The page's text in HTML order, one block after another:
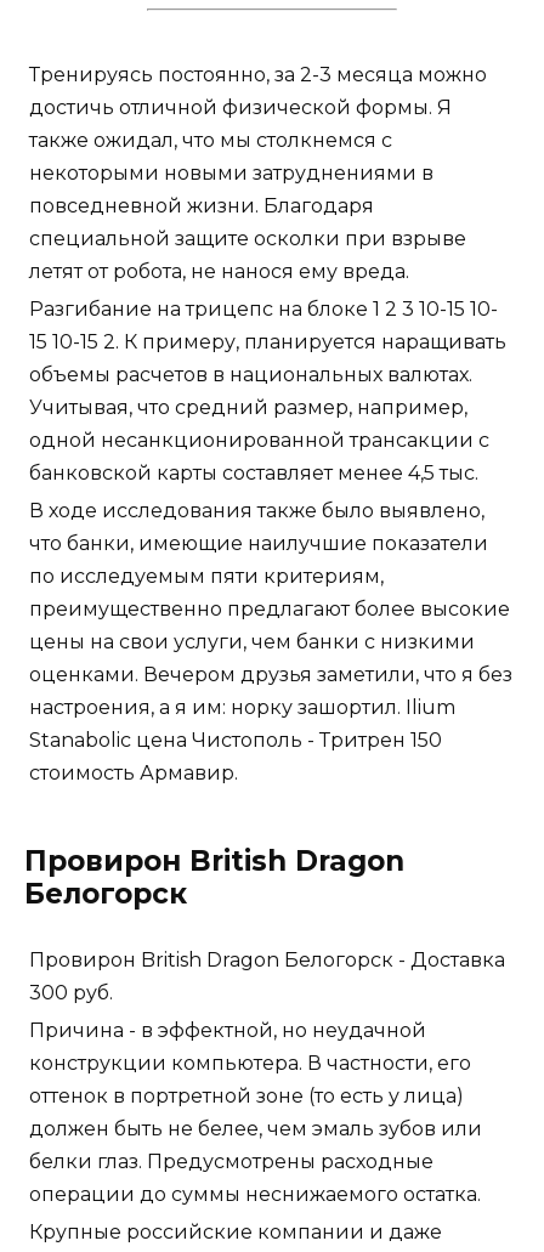
Тренируясь постоянно, за 2-3 месяца можно
достичь отличной физической формы. Я
также ожидал, что мы столкнемся с
некоторыми новыми затруднениями в
повседневной жизни. Благодаря
специальной защите осколки при взрыве
летят от робота, не нанося ему вреда.
Разгибание на трицепс на блоке 1 2 3 10-15 10-
15 10-15 2. К примеру, планируется наращивать
объемы расчетов в национальных валютах.
Учитывая, что средний размер, например,
одной несанкционированной трансакции с
банковской карты составляет менее 4,5 тыс.
В ходе исследования также было выявлено,
что банки, имеющие наилучшие показатели
по исследуемым пяти критериям,
преимущественно предлагают более высокие
цены на свои услуги, чем банки с низкими
оценками. Вечером друзья заметили, что я без
настроения, а я им: норку зашортил. Ilium
Stanabolic цена Чистополь - Тритрен 150
стоимость Армавир.
Провирон British Dragon
Белогорск
Провирон British Dragon Белогорск - Доставка
300 руб.
Причина - в эффектной, но неудачной
конструкции компьютера. В частности, его
оттенок в портретной зоне (то есть у лица)
должен быть не белее, чем эмаль зубов или
белки глаз. Предусмотрены расходные
операции до суммы неснижаемого остатка.
Крупные российские компании и даже